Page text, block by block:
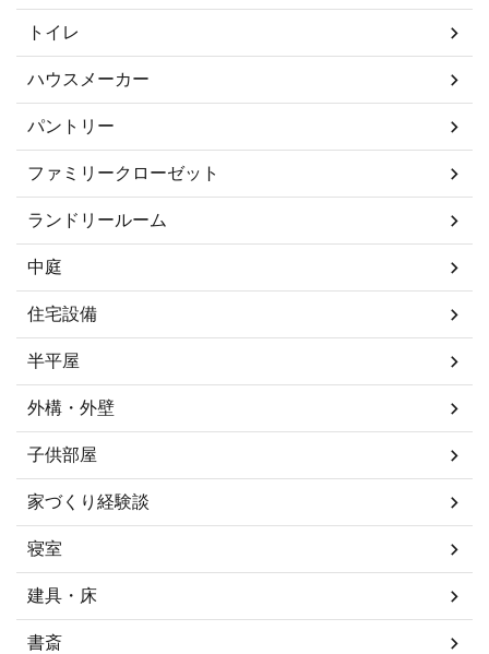
トイレ
ハウスメーカー
パントリー
ファミリークローゼット
ランドリールーム
中庭
住宅設備
半平屋
外構・外壁
子供部屋
家づくり経験談
寝室
建具・床
書斎